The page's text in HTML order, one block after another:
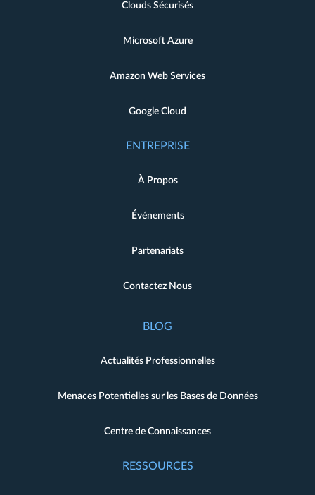
Clouds Sécurisés
Microsoft Azure
Amazon Web Services
Google Cloud
ENTREPRISE
À Propos
Événements
Partenariats
Contactez Nous
BLOG
Actualités Professionnelles
Menaces Potentielles sur les Bases de Données
Centre de Connaissances
RESSOURCES